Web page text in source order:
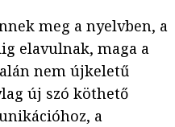
meg a nyelvben, a
elavulnak, maga a
nem újkeletű
új szó köthető
a